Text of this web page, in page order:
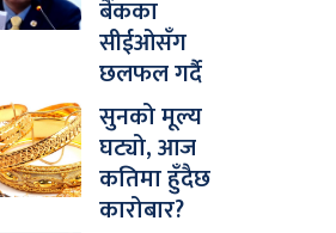
बैंकका
सीईओसँग
छलफल गर्दै
सुनको मूल्य
घट्यो, आज
कतिमा हुँदैछ
कारोबार?